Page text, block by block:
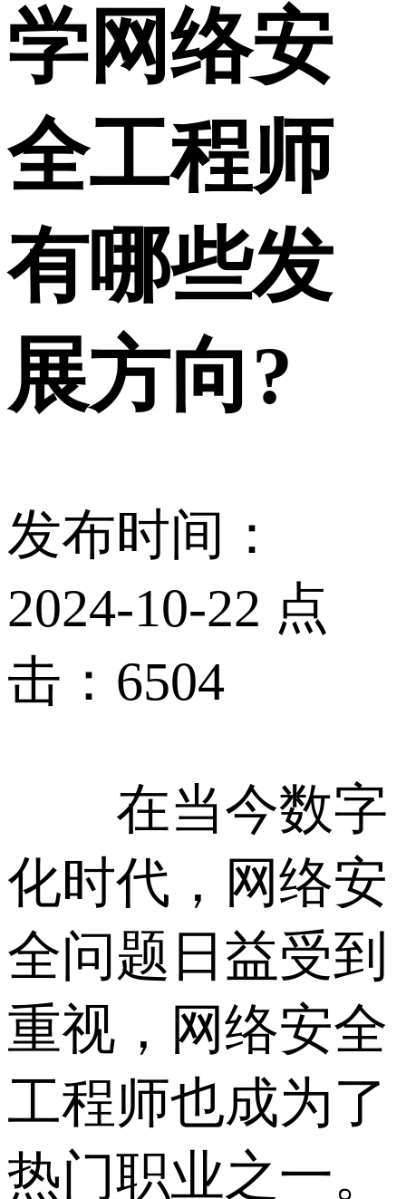
学网络安
全工程师
有哪些发
展方向?
发布时间：
2024-10-22 点
击：6504
在当今数字
化时代，网络安
全问题日益受到
重视，网络安全
工程师也成为了
热门职业之一。